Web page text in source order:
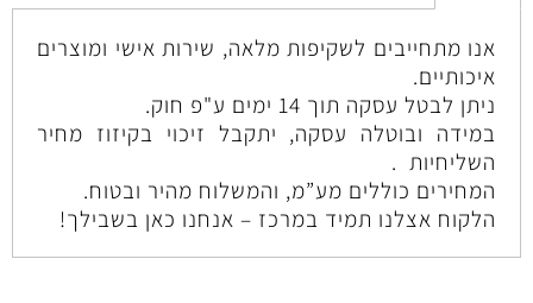
אנו מתחייבים לשקיפות מלאה, שירות אישי ומוצרים
איכותיים.
ניתן לבטל עסקה תוך 14 ימים ע"פ חוק.
במידה ובוטלה עסקה, יתקבל זיכוי בקיזוז מחיר
השליחיות .
המחירים כוללים מע”מ, והמשלוח מהיר ובטוח.
הלקוח אצלנו תמיד במרכז – אנחנו כאן בשבילך!